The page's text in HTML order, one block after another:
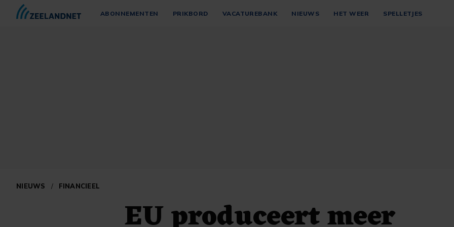
ABONNEMENTEN PRIKBORD VACATUREBANK NIEUWS HET WEER SPELLETJES
NIEUWS / FINANCIEEL